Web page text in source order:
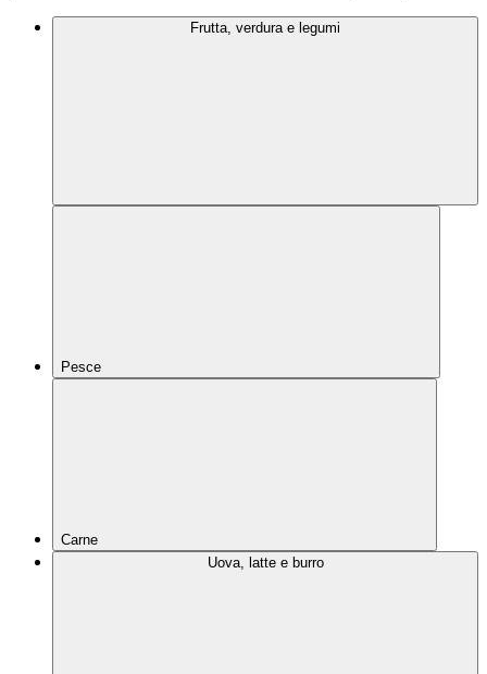
Frutta, verdura e legumi
Pesce
Carne
Uova, latte e burro